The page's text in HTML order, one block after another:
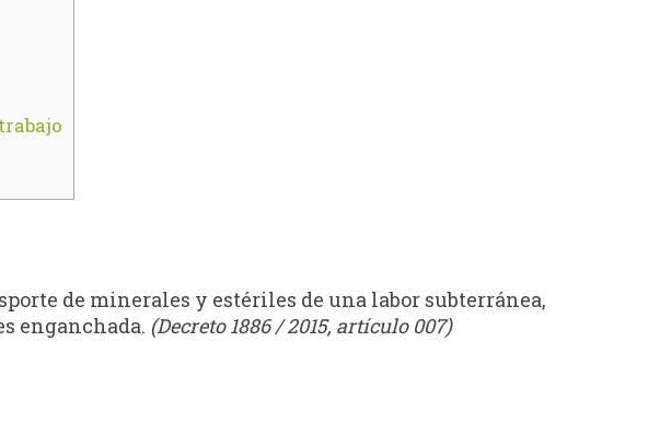
de minerales y estériles de una labor subterránea,
enganchada. (Decreto 1886 / 2015, artículo 007)